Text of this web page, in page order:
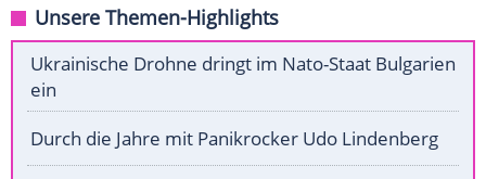
Unsere Themen-Highlights
Ukrainische Drohne dringt im Nato-Staat Bulgarien
ein
Durch die Jahre mit Panikrocker Udo Lindenberg